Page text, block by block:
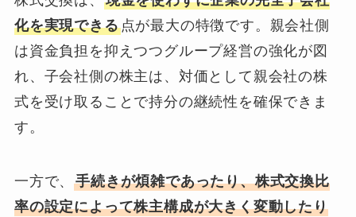
化を実現できる点が最大の特徴です。親会社側
は資金負担を抑えつつグループ経営の強化が図
れ、子会社側の株主は、対価として親会社の株
式を受け取ることで持分の継続性を確保できま
す。
一方で、手続きが煩雑であったり、株式交換比
率の設定によって株主構成が大きく変動したり